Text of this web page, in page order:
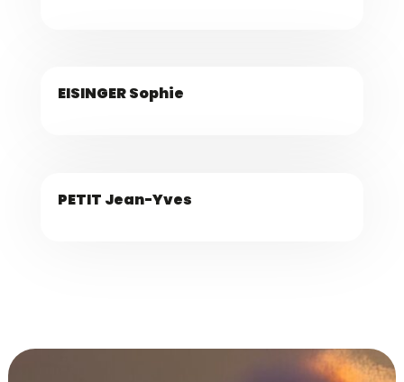
EISINGER Sophie
PETIT Jean-Yves